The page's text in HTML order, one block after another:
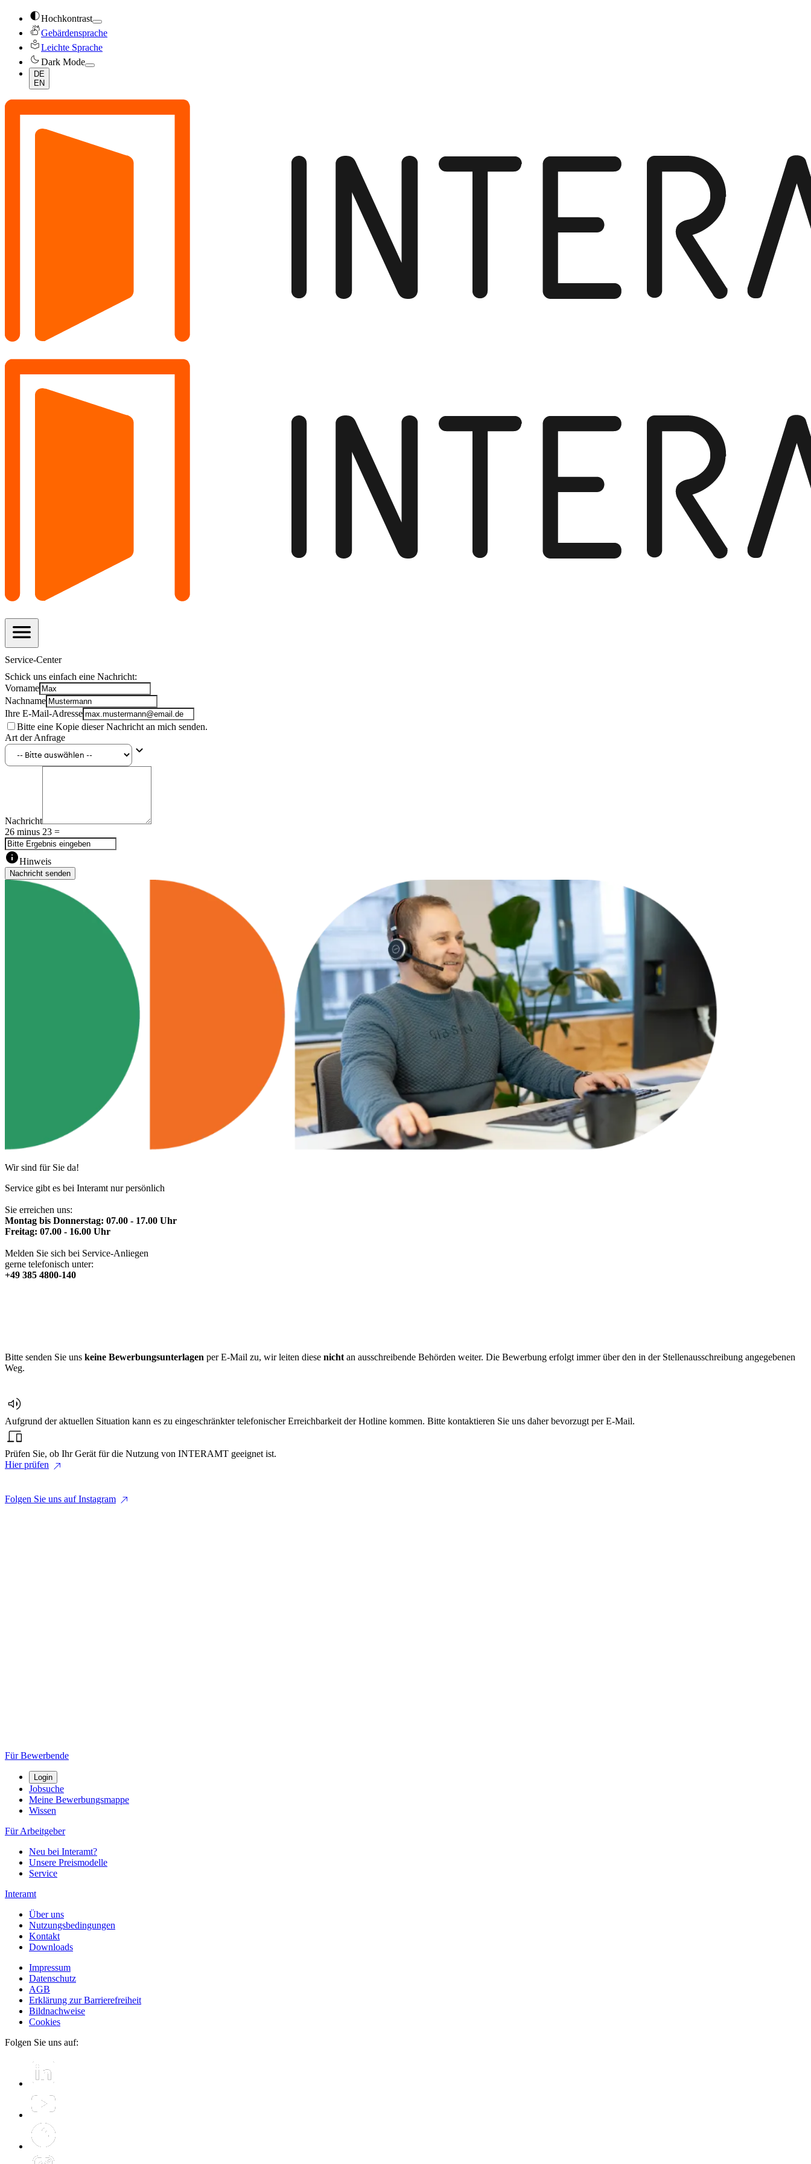
contrastHochkontrast
sign_languageGebärdensprache
local_libraryLeichte Sprache
dark_modeDark Mode
DE
EN
menu
Service-Center
Schick uns einfach eine Nachricht:
Vorname
Nachname
Ihre E-Mail-Adresse
Bitte eine Kopie dieser Nachricht an mich senden.
Art der Anfrage
keyboard_arrow_down
Nachricht
26 minus 23 =
infoHinweis
Nachricht senden
Wir sind für Sie da!
Service gibt es bei Interamt nur persönlich
Sie erreichen uns:
Montag bis Donnerstag: 07.00 - 17.00 Uhr
Freitag: 07.00 - 16.00 Uhr
Melden Sie sich bei Service-Anliegen
gerne telefonisch unter:
+49 385 4800-140
Bitte senden Sie uns keine Bewerbungsunterlagen per E-Mail zu, wir leiten diese nichtan ausschreibende Behörden weiter. Die Bewerbung erfolgt immer über den in der Stellenausschreibung angegebenen
Weg.
volume_up
Aufgrund der aktuellen Situation kann es zu eingeschränkter telefonischer Erreichbarkeit der Hotline kommen. Bitte kontaktieren Sie uns daher bevorzugt per E-Mail.
devices
Prüfen Sie, ob Ihr Gerät für die Nutzung von INTERAMT geeignet ist.
Hier prüfen north_east
Folgen Sie uns auf Instagram north_east
Für Bewerbende
Login
Jobsuche
Meine Bewerbungsmappe
Wissen
Für Arbeitgeber
Neu bei Interamt?
Unsere Preismodelle
Service
Interamt
Über uns
Nutzungsbedingungen
Kontakt
Downloads
Impressum
Datenschutz
AGB
Erklärung zur Barrierefreiheit
Bildnachweise
Cookies
Folgen Sie uns auf: